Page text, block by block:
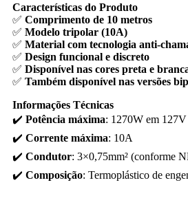
Características do Produto
✅ Comprimento de 10 metros
✅ Modelo tripolar (10A)
✅ Material com tecnologia anti-
✅ Design funcional e discreto
✅ Disponível nas cores preta e
✅ Também disponível nas versões
Informações Técnicas
✔️ Potência máxima: 1270W em
✔️ Corrente máxima: 10A
✔️ Condutor: 3×0,75mm² (conforme
✔️ Composição: Termoplástico de